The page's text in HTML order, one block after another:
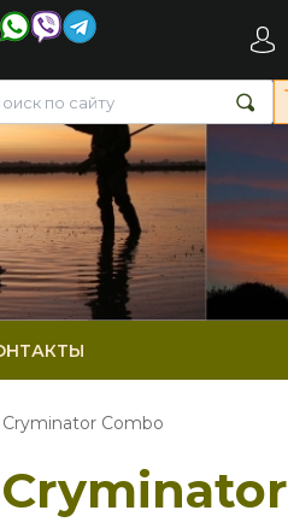
Cryminator Сombo